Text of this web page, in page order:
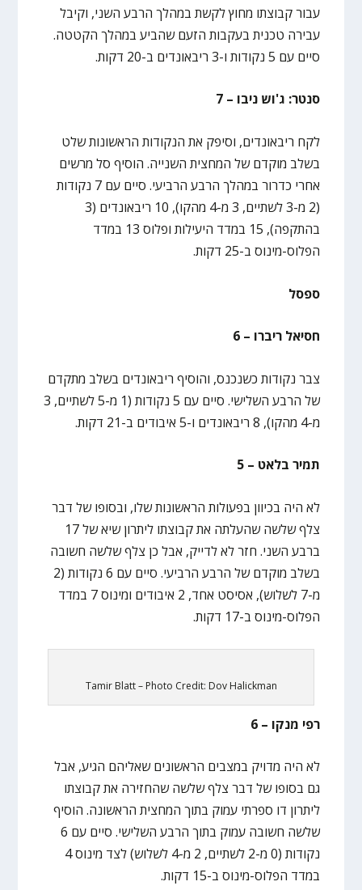
עבור קבוצתו מחוץ לקשת במהלך הרבע השני, וקיבל
עבירה טכנית בעקבות הזעם שהביע במהלך הקטטה.
סיים עם 5 נקודות ו-3 ריבאונדים ב-20 דקות.
סנטר: ג'וש ניבו – 7
לקח ריבאונדים, וסיפק את הנקודות הראשונות שלט
בשלב מוקדם של המחצית השנייה. הוסיף סל מרשים
אחרי כדרור במהלך הרבע הרביעי. סיים עם 7 נקודות
(2 מ-3 לשתיים, 3 מ-4 מהקו), 10 ריבאונדים (3
בהתקפה), 15 במדד היעילות ופלוס 13 במדד
הפלוס-מינוס ב-25 דקות.
ספסל
חסיאל ריברו – 6
צבר נקודות כשנכנס, והוסיף ריבאונדים בשלב מתקדם
של הרבע השלישי. סיים עם 5 נקודות (1 מ-5 לשתיים, 3
מ-4 מהקו), 8 ריבאונדים ו-5 איבודים ב-21 דקות.
תמיר בלאט – 5
לא היה בכיוון בפעולות הראשונות שלו, ובסופו של דבר
צלף שלשה שהעלתה את קבוצתו ליתרון שיא של 17
ברבע השני. חזר לא לדייק, אבל כן צלף שלשה חשובה
בשלב מוקדם של הרבע הרביעי. סיים עם 6 נקודות (2
מ-7 לשלוש), אסיסט אחד, 2 איבודים ומינוס 7 במדד
הפלוס-מינוס ב-17 דקות.
Tamir Blatt – Photo Credit: Dov Halickman
רפי מנקו – 6
לא היה מדויק במצבים הראשונים שאליהם הגיע, אבל
גם בסופו של דבר צלף שלשה שהחזירה את קבוצתו
ליתרון דו ספרתי עמוק בתוך המחצית הראשונה. הוסיף
שלשה חשובה עמוק בתוך הרבע השלישי. סיים עם 6
נקודות (0 מ-2 לשתיים, 2 מ-4 לשלוש) לצד מינוס 4
במדד הפלוס-מינוס ב-15 דקות.